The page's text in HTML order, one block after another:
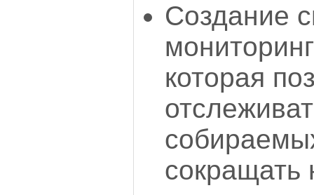
Создание
которая